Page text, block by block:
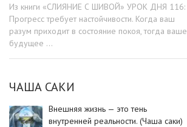
Из книги «СЛИЯНИЕ С ШИВОЙ» УРОК ДНЯ 116:
Прогресс требует настойчивости. Когда ваш
разум приходит в состояние покоя, тогда ваше
будущее …
ЧАША САКИ
Внешняя жизнь — это тень
внутренней реальности. (Чаша саки)